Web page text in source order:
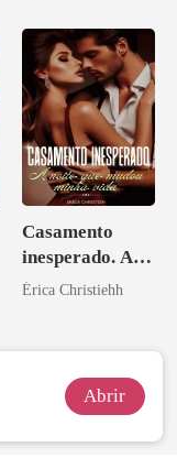
Casamento
inesperado. A
noite que mudou
Érica Christiehh
Abrir